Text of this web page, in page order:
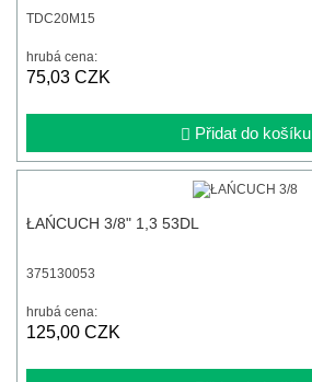
TDC20M15
hrubá cena:
75,03 CZK
Přidat do košíku
ŁAŃCUCH 3/8" 1,3 53DL
375130053
hrubá cena:
125,00 CZK